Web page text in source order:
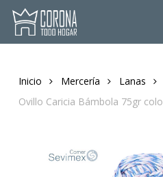
Skip
main
Inicio Mercería Lanas
Ovillo Caricia Bámbola 75gr